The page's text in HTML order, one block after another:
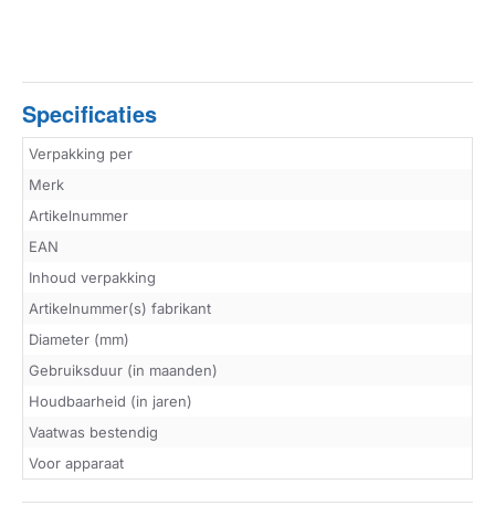
Specificaties
Verpakking per
Merk
Artikelnummer
EAN
Inhoud verpakking
Artikelnummer(s) fabrikant
Diameter (mm)
Gebruiksduur (in maanden)
Houdbaarheid (in jaren)
Vaatwas bestendig
Voor apparaat